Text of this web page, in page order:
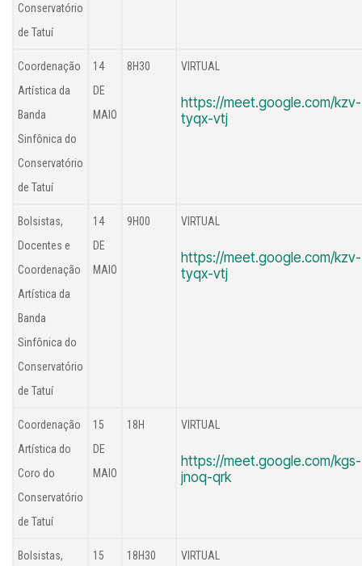
Conservatório
de Tatuí
Coordenação
Artística da
Banda
Sinfônica do
Conservatório
de Tatuí
14
DE
MAIO
8H30 VIRTUAL
https://meet.google.com/kzv-
tyqx-vtj
Bolsistas,
Docentes e
Coordenação
Artística da
Banda
Sinfônica do
Conservatório
de Tatuí
14
DE
MAIO
9H00 VIRTUAL
https://meet.google.com/kzv-
tyqx-vtj
Coordenação
Artística do
Coro do
Conservatório
de Tatuí
15
DE
MAIO
18H VIRTUAL
https://meet.google.com/kgs-
jnoq-qrk
Bolsistas,
15
18H30 VIRTUAL